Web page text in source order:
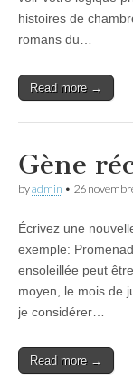
histoires de
romans du…
Read more →
Gène
byadmin • 26
Écrivez une
exemple:
ensoleillée peut
moyen, le mois de
je considérer…
Read more →